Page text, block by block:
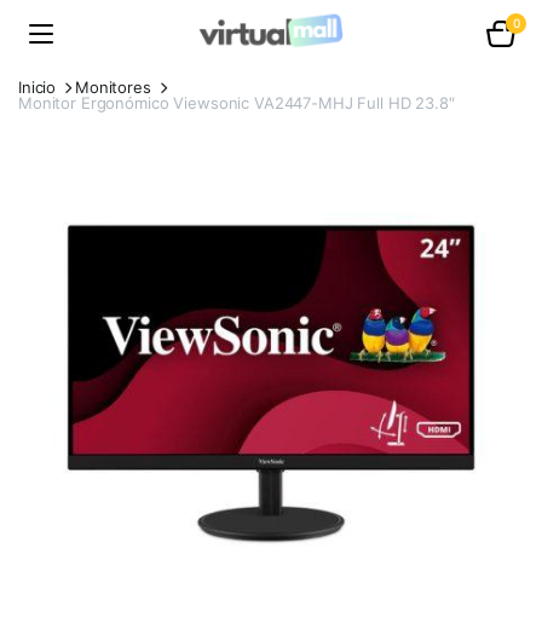
0
Inicio
Monitores
Monitor Ergonómico Viewsonic VA2447-MHJ Full HD 23.8″